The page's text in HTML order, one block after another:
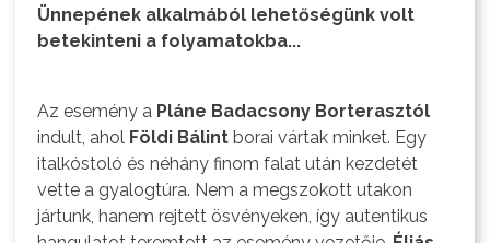
Ünnepének alkalmából lehetőségünk volt
betekinteni a folyamatokba...
Az esemény a Pláne Badacsony Borterasztól
indult, ahol Földi Bálint borai vártak minket. Egy
italkóstoló és néhány finom falat után kezdetét
vette a gyalogtúra. Nem a megszokott utakon
jártunk, hanem rejtett ösvényeken, így autentikus